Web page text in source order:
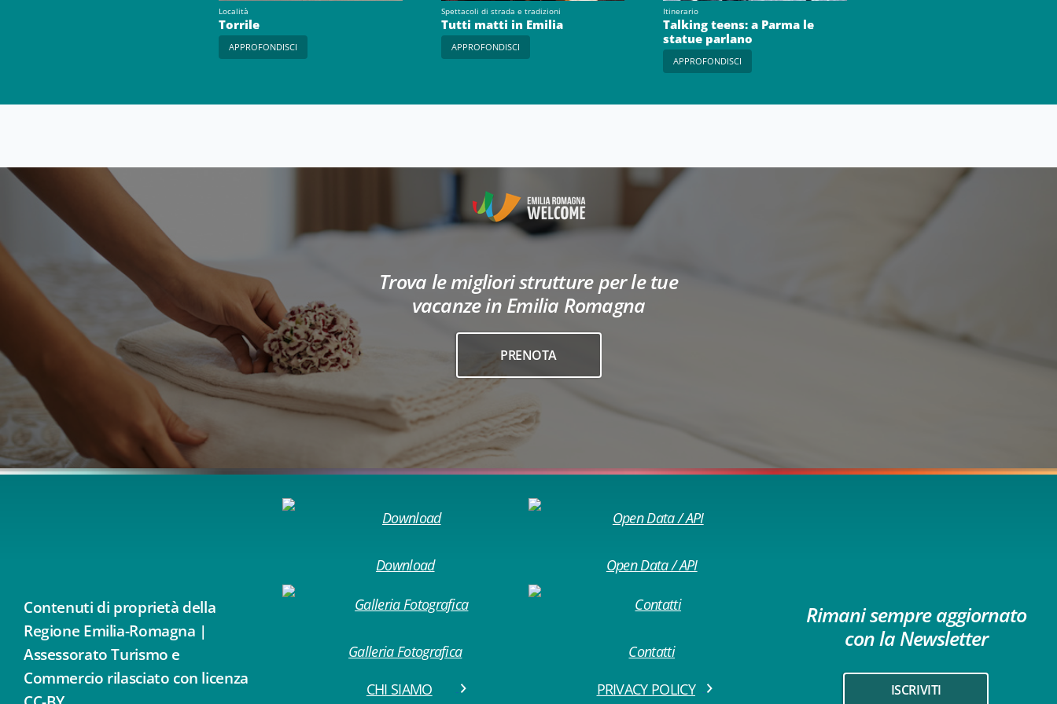
Località
Torrile
APPROFONDISCI
Spettacoli di strada e tradizioni
Tutti matti in Emilia
APPROFONDISCI
Itinerario
Talking teens: a Parma le
statue parlano
APPROFONDISCI
Trova le migliori strutture per le tue
vacanze in Emilia Romagna
PRENOTA
Contenuti di proprietà della
Regione Emilia-Romagna |
Assessorato Turismo e
Commercio rilasciato con licenza
Download Open Data / API
Galleria Fotografica
Contatti
CHI SIAMO
PRIVACY POLICY
Rimani sempre aggiornato
con la Newsletter
ISCRIVITI